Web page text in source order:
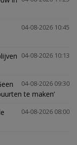
04-08-2026 10:45
04-08-2026 10:13
04-08-2026 09:30
te maken’
04-08-2026 08:00